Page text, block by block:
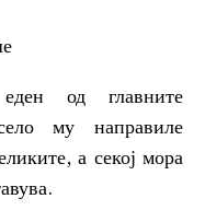
од главните
му направиле
а секој мора